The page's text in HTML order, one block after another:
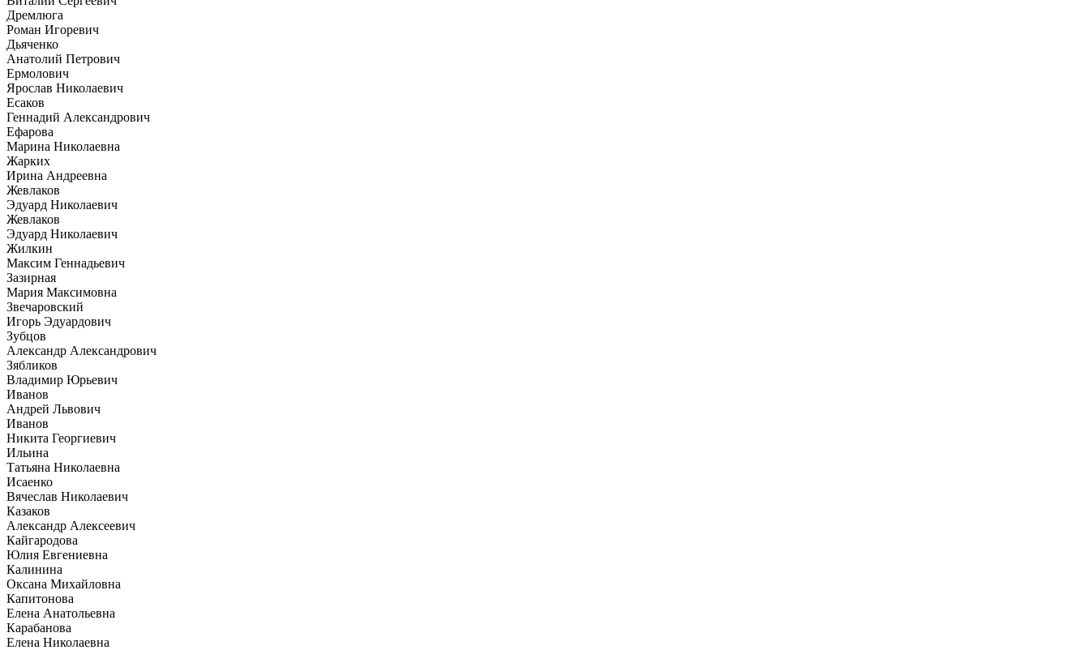
Дремлюга
Роман Игоревич
Дьяченко
Анатолий Петрович
Ермолович
Ярослав Николаевич
Есаков
Геннадий Александрович
Ефарова
Марина Николаевна
Жарких
Ирина Андреевна
Жевлаков
Эдуард Николаевич
Жевлаков
Эдуард Николаевич
Жилкин
Максим Геннадьевич
Зазирная
Мария Максимовна
Звечаровский
Игорь Эдуардович
Зубцов
Александр Александрович
Зябликов
Владимир Юрьевич
Иванов
Андрей Львович
Иванов
Никита Георгиевич
Ильина
Татьяна Николаевна
Исаенко
Вячеслав Николаевич
Казаков
Александр Алексеевич
Кайгародова
Юлия Евгениевна
Калинина
Оксана Михайловна
Капитонова
Елена Анатольевна
Карабанова
Елена Николаевна